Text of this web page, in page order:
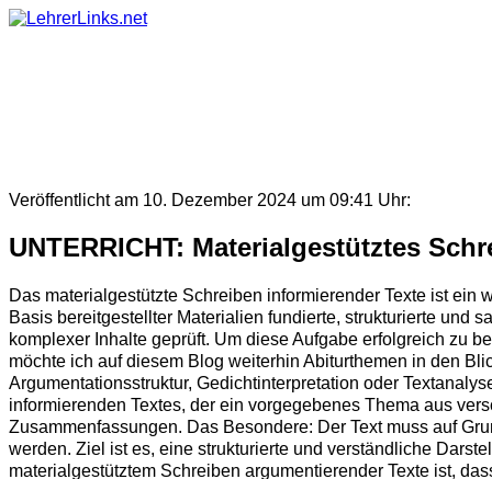
Skip
Veröffentlicht am 10. Dezember 2024 um 09:41 Uhr:
UNTERRICHT: Materialgestütztes
Das materialgestützte Schreiben informierender Texte ist ein
Basis bereitgestellter Materialien fundierte, strukturierte und
komplexer Inhalte geprüft. Um diese Aufgabe erfolgreich zu
möchte ich auf diesem Blog weiterhin Abiturthemen in den
Argumentationsstruktur, Gedichtinterpretation oder
informierenden Textes, der ein vorgegebenes Thema aus
Zusammenfassungen. Das Besondere: Der Text muss auf
werden. Ziel ist es, eine strukturierte und verständliche
materialgestütztem Schreiben argumentierender Texte ist,